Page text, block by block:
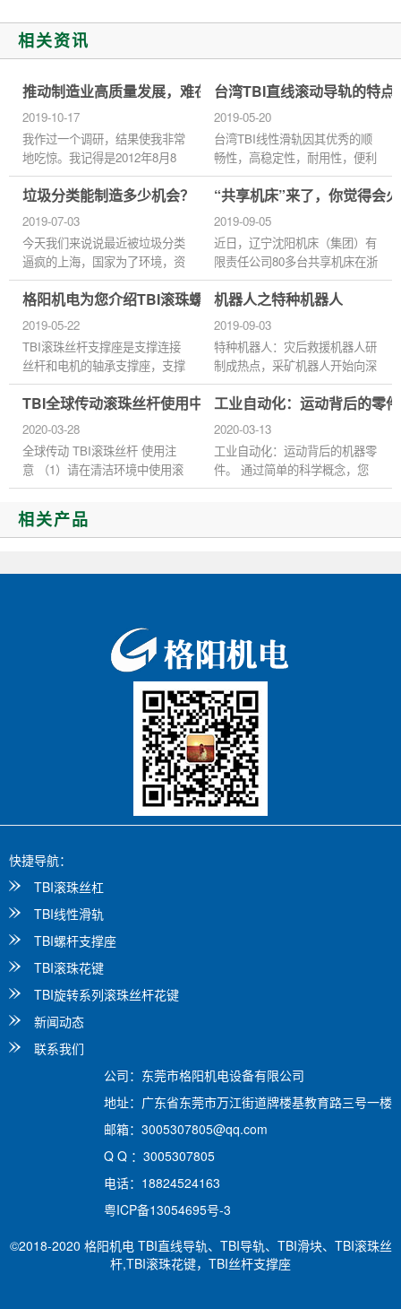
相关资讯
推动制造业高质量发展，难在哪？如何做？
2019-10-17
我作过一个调研，结果使我非常
地吃惊。我记得是2012年8月8
号的时候，我在包头开全国的稀
土行业工作会议，刘永好的哥哥
刘永行从上海专门飞到包头，
他...
台湾TBI直线滚动导轨的特点
2019-05-20
台湾TBI线性滑轨因其优秀的顺
畅性，高稳定性，耐用性，便利
性，深受广大客户的信赖...
垃圾分类能制造多少机会？
2019-07-03
今天我们来说说最近被垃圾分类
逼疯的上海，国家为了环境，资
源可持续发展，减少不可再生资
源浪费，减少污染环境的垃圾，
首先在上海开始垃圾分类试...
“共享机床”来了，你觉得会
2019-09-05
近日，辽宁沈阳机床（集团）有
限责任公司80多台共享机床在浙
江省嘉善县5D智造谷落地，吸
引了不少制造企业主和创业者入
驻。 如今，共享经济概念带
动...
格阳机电为您介绍TBI滚珠螺杠支撑座
2019-05-22
TBI滚珠丝杆支撑座是支撑连接
丝杆和电机的轴承支撑座，支撑
座一般分:固定侧(后加K表示,如
BK,EK,FK)和支撑侧(用F表示,
如BF,EF,FF)。固定侧的支撑单
元装有经预...
机器人之特种机器人
2019-09-03
特种机器人：灾后救援机器人研
制成热点，采矿机器人开始向深
海空间拓展 企业聚焦灾后救援
机器人研发。近年来全球多发的
自然灾害、恐怖活动、武力冲...
TBI全球传动滚珠丝杆使用中应注意哪些？
2020-03-28
全球传动 TBI滚珠丝杆 使用注
意 （1）请在清洁环境中使用滚
珠丝杠。请使用防尘罩等，防止
垃圾、粉末进入滚珠丝杠。垃
圾、粉末的进入不仅可以使滚珠
工业自动化：运动背后的零件
2020-03-13
工业自动化：运动背后的机器零
件。 通过简单的科学概念，您
将获得组件级别的自动化技术的
相关产品
快捷导航：
TBI滚珠丝杠
TBI线性滑轨
TBI螺杆支撑座
TBI滚珠花键
TBI旋转系列滚珠丝杆花键
新闻动态
联系我们
公司：东莞市格阳机电设备有限公司
地址：广东省东莞市万江街道牌楼基教育路三号一楼
邮箱：3005307805@qq.com
Q Q ：3005307805
电话：18824524163
粤ICP备13054695号-3
©2018-2020 格阳机电 TBI直线导轨、TBI导轨、TBI滑块、TBI滚珠丝
杆,TBI滚珠花键，TBI丝杆支撑座